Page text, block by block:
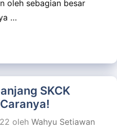
oleh sebagian besar
…
SKCK
oleh Wahyu Setiawan